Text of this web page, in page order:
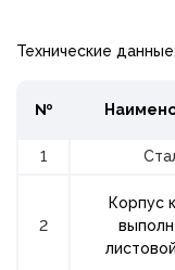
Технические данные:
№
1
2
Корпус